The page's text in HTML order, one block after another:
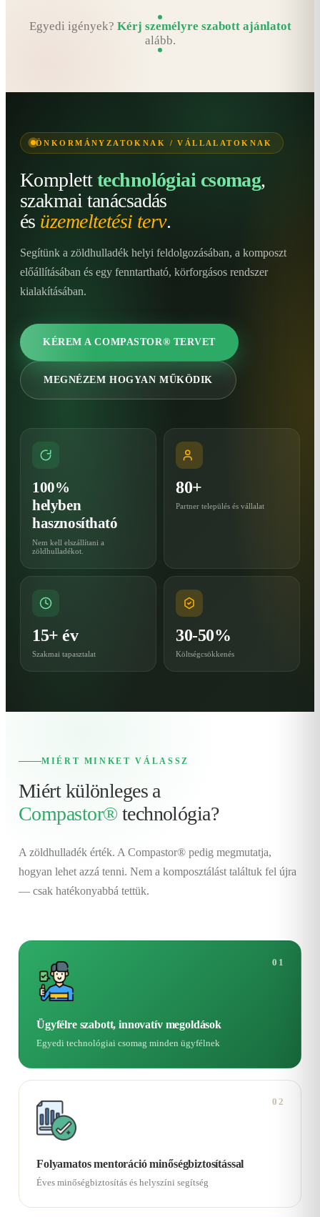
Egyedi igények? Kérj személyre szabott ajánlatot
alább.
ÖNKORMÁNYZATOKNAK / VÁLLALATOKNAK
Kompletttechnológiai csomag,
szakmai tanácsadás
és üzemeltetési terv.
Segítünk a zöldhulladék helyi feldolgozásában, a komposzt
előállításában és egy fenntartható, körforgásos rendszer
kialakításában.
KÉREM A COMPASTOR® TERVET
MEGNÉZEM HOGYAN MŰKÖDIK
100%
helyben
hasznosítható
Nem kell elszállítani a
zöldhulladékot.
80+
Partner település és vállalat
15+ év
Szakmai tapasztalat
30-50%
Költségcsökkenés
MIÉRT MINKET VÁLASSZ
Miért különleges a
Compastor® technológia?
A zöldhulladék érték. A Compastor® pedig megmutatja,
hogyan lehet azzá tenni. Nem a komposztálást találtuk fel újra
— csak hatékonyabbá tettük.
01
Ügyfélre szabott, innovatív megoldások
Egyedi technológiai csomag minden ügyfélnek
02
Folyamatos mentoráció minőségbiztosítással
Éves minőségbiztosítás és helyszíni segítség